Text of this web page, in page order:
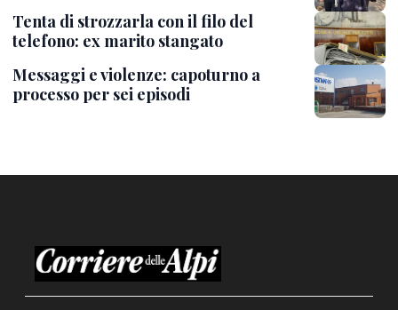
Tenta di strozzarla con il filo del
telefono: ex marito stangato
Messaggi e violenze: capoturno a
processo per sei episodi